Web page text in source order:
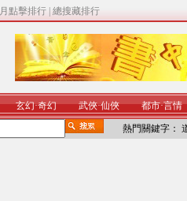
月點擊排行 總搜藏排行
玄幻·奇幻 武俠·仙俠 都市·言情
熱門關鍵字：